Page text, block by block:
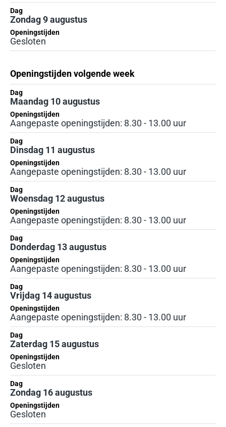
Dag
Zondag 9 augustus
Openingstijden
Gesloten
Openingstijden volgende week
Dag Openingstijden
Dag
Maandag 10 augustus
Openingstijden
Aangepaste openingstijden: 8.30 - 13.00 uur
Dag
Dinsdag 11 augustus
Openingstijden
Aangepaste openingstijden: 8.30 - 13.00 uur
Dag
Woensdag 12 augustus
Openingstijden
Aangepaste openingstijden: 8.30 - 13.00 uur
Dag
Donderdag 13 augustus
Openingstijden
Aangepaste openingstijden: 8.30 - 13.00 uur
Dag
Vrijdag 14 augustus
Openingstijden
Aangepaste openingstijden: 8.30 - 13.00 uur
Dag
Zaterdag 15 augustus
Openingstijden
Gesloten
Dag
Zondag 16 augustus
Openingstijden
Gesloten